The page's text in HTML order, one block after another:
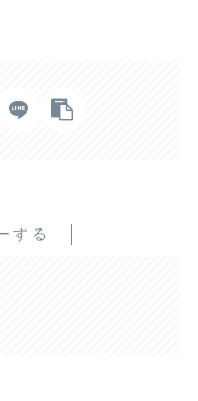
する